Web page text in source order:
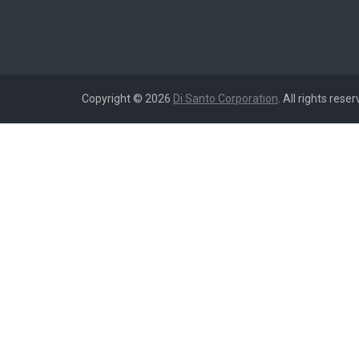
Copyright © 2026 Di Santo Corporation . All rights